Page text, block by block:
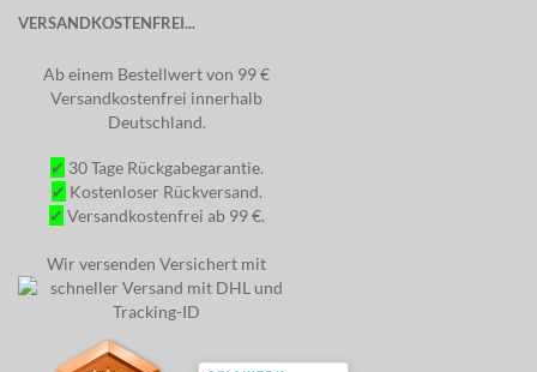
VERSANDKOSTENFREI...
Ab einem Bestellwert von 99 €
Versandkostenfrei innerhalb
Deutschland.
✔ 30 Tage Rückgabegarantie.
✔ Kostenloser Rückversand.
✔ Versandkostenfrei ab 99 €.
Wir versenden Versichert mit